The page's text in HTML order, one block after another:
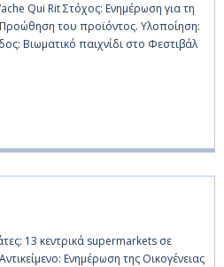
Qui Rit Στόχος: Ενημέρωση για τη
του προϊόντος. Υλοποίηση:
Βιωματικό παιχνίδι στο Φεστιβάλ
13 κεντρικά supermarkets σε
Ενημέρωση της Οικογένειας